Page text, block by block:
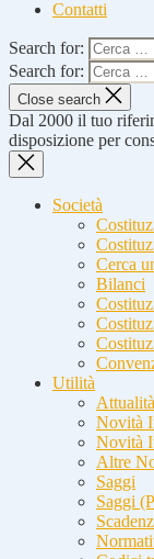
Contatti
Search for:
Search for:
Close search
Dal 2000 il tuo
disposizione per
Società
Cerca
Bilanci
Utilità
Attualità
Novità
Novità
Altre
Saggi
Saggi